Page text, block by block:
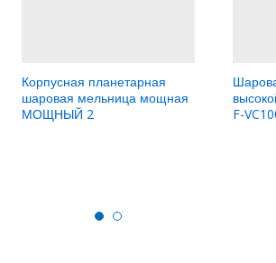
Корпусная планетарная
шаровая мельница мощная
МОЩНЫЙ 2
F-